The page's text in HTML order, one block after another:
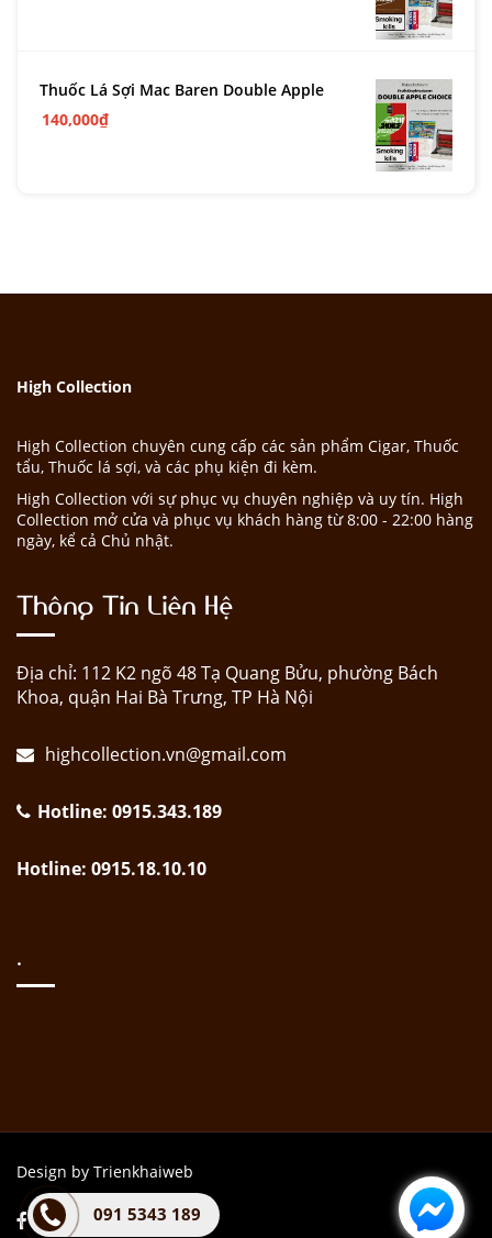
Thuốc Lá Sợi Mac Baren Double Apple
140,000₫
High Collection
High Collection chuyên cung cấp các sản phẩm Cigar, Thuốc
tẩu, Thuốc lá sợi, và các phụ kiện đi kèm.
High Collection với sự phục vụ chuyên nghiệp và uy tín. High
Collection mở cửa và phục vụ khách hàng từ 8:00 - 22:00 hàng
ngày, kể cả Chủ nhật.
Thông Tin Liên Hệ
Địa chỉ: 112 K2 ngõ 48 Tạ Quang Bửu, phường Bách
Khoa, quận Hai Bà Trưng, TP Hà Nội
highcollection.vn@gmail.com
Hotline: 0915.343.189
Hotline: 0915.18.10.10
.
Design by Trienkhaiweb
091 5343 189